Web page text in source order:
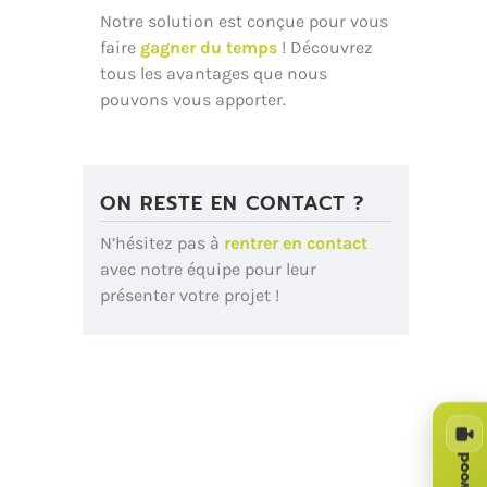
Notre solution est conçue pour vous
faire gagner du temps ! Découvrez
tous les avantages que nous
pouvons vous apporter.
ON RESTE EN CONTACT ?
N’hésitez pas à rentrer en contact
avec notre équipe pour leur
présenter votre projet !